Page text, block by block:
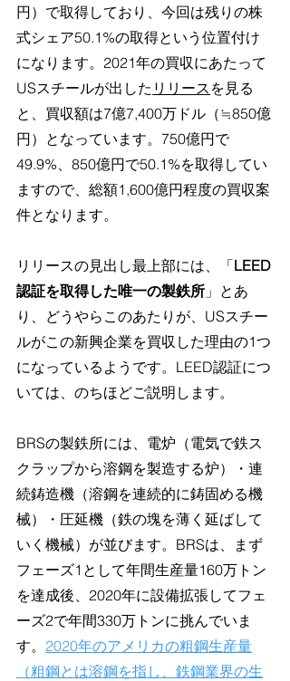
円）で取得しており、今回は残りの株
式シェア50.1%の取得という位置付け
になります。2021年の買収にあたって
USスチールが出した リリース を見る
と、買収額は7億7,400万ドル（≒850億
円）となっています。750億円で
49.9%、850億円で50.1%を取得してい
ますので、総額1,600億円程度の買収案
件となります。
リリースの見出し最上部には、「LEED
認証を取得した唯一の製鉄所 」とあ
り、どうやらこのあたりが、USスチー
ルがこの新興企業を買収した理由の1つ
になっているようです。LEED認証につ
いては、のちほどご説明します。
BRSの製鉄所には、電炉（電気で鉄ス
クラップから溶鋼を製造する炉）・連
続鋳造機（溶鋼を連続的に鋳固める機
械）・圧延機（鉄の塊を薄く延ばして
いく機械）が並びます。BRSは、まず
フェーズ1として年間生産量160万トン
を達成後、2020年に設備拡張してフェ
ーズ2で年間330万トンに挑んでいま
す。 2020年のアメリカの粗鋼生産量
（粗鋼とは溶鋼を指し、鉄鋼業界の生